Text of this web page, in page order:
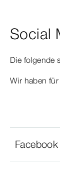
Social
Die folgende
Wir haben
Facebook